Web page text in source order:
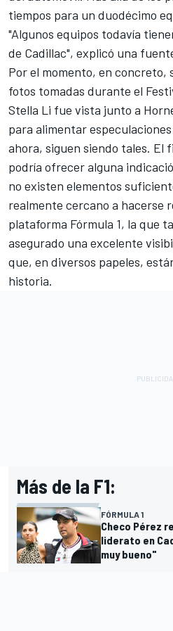
tiempos para un duodécimo
"Algunos equipos todavía
de Cadillac", explicó una
Por el momento, en concreto,
fotos tomadas durante el
Stella Li fue vista junto a
para alimentar
ahora, siguen siendo tales. El
podría ofrecer alguna
no existen elementos
realmente cercano a hacerse
plataforma Fórmula 1, la que
asegurado una excelente
que, en diversos papeles,
historia.
Más de la F1:
FÓRMULA 1
Checo Pérez
liderato en
muy bueno"